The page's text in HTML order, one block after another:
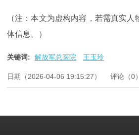
（注：本文为虚构内容，若需真实
体信息。）
关键词: 解放军总医院 王玉玲
日期（2026-04-06 19:15:27） 评论（0）